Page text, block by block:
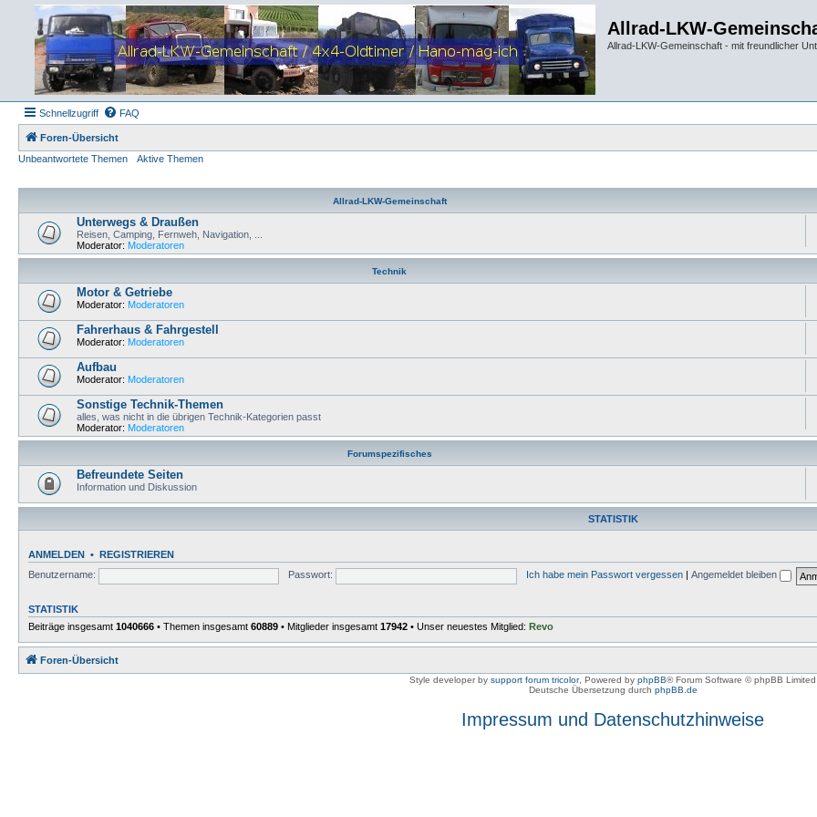
Allrad-LKW-
Allrad-LKW-Gemeinschaft - mit freundlicher
Schnellzugriff FAQ
Foren-Übersicht
Unbeantwortete Themen
Aktive Themen
Allrad-LKW-Gemeinschaft
Unterwegs & Draußen
Reisen, Camping, Fernweh, Navigation, ...
Moderator: Moderatoren
Technik
Motor & Getriebe
Moderator: Moderatoren
Fahrerhaus & Fahrgestell
Moderator: Moderatoren
Aufbau
Moderator: Moderatoren
Sonstige Technik-Themen
alles, was nicht in die übrigen Technik-Kategorien passt
Moderator: Moderatoren
Forumspezifisches
Befreundete Seiten
Information und Diskussion
STATISTIK
ANMELDEN • REGISTRIEREN
Benutzername:
Passwort: Ich habe mein Passwort vergessen Angemeldet bleiben
STATISTIK
Beiträge insgesamt 1040666 • Themen insgesamt 60889 • Mitglieder insgesamt 17942 • Unser neuestes Mitglied: Revo
Foren-Übersicht
Style developer by support forum tricolor, Powered by phpBB® Forum Software © phpBB Limited
Deutsche Übersetzung durch phpBB.de
Impressum und Datenschutzhinweise